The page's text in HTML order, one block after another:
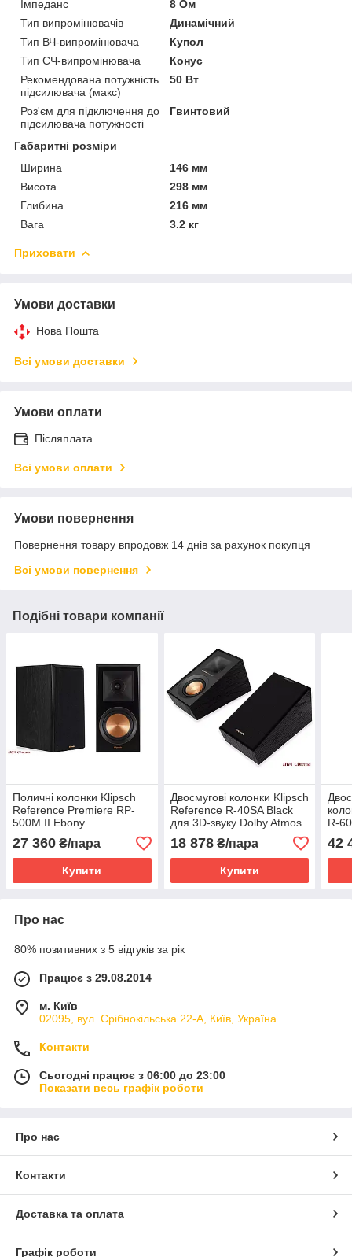
Імпеданс
8 Ом
Тип випромінювачів
Динамічний
Тип ВЧ-випромінювача
Купол
Тип СЧ-випромінювача
Конус
Рекомендована потужність
підсилювача (макс)
50 Вт
Роз'єм для підключення до
підсилювача потужності
Гвинтовий
Габаритні розміри
Ширина
146 мм
Висота
298 мм
Глибина
216 мм
Вага
3.2 кг
Приховати
Умови доставки
Нова Пошта
Всі умови доставки
Умови оплати
Післяплата
Всі умови оплати
Умови повернення
Повернення товару впродовж 14 днів за рахунок покупця
Всі умови повернення
Подібні товари компанії
Поличні колонки Klipsch
Reference Premiere RP-
500M II Ebony
27 360 ₴/пара
Купити
Двосмугові колонки Klipsch
Reference R-40SA Black
для 3D-звуку Dolby Atmos
18 878₴/пара
Купити
R-
42
Про нас
80% позитивних з 5 відгуків за рік
Працює з 29.08.2014
м. Київ
02095, вул. Срібнокільська 22-А, Київ, Україна
Контакти
Сьогодні працює з 06:00 до 23:00
Показати весь графік роботи
Про нас
Контакти
Доставка та оплата
Графік роботи